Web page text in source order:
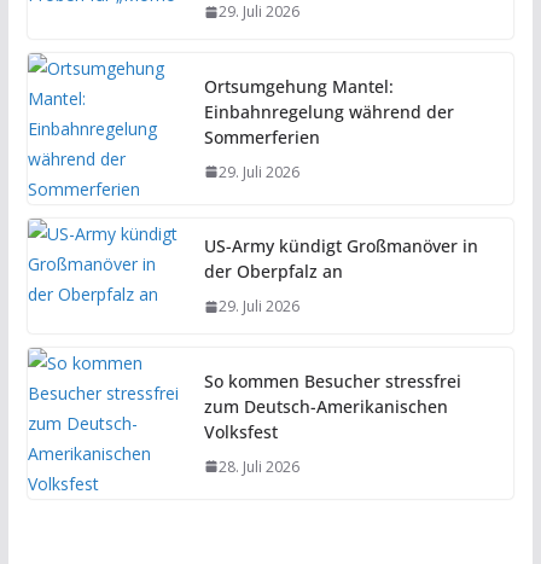
29. Juli 2026
Ortsumgehung Mantel:
Einbahnregelung während der
Sommerferien
29. Juli 2026
US-Army kündigt Großmanöver in
der Oberpfalz an
29. Juli 2026
So kommen Besucher stressfrei
zum Deutsch-Amerikanischen
Volksfest
28. Juli 2026